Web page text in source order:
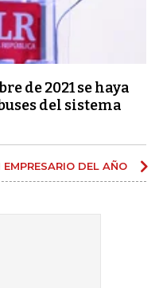
de 2021 se haya
del sistema
DEL AÑO